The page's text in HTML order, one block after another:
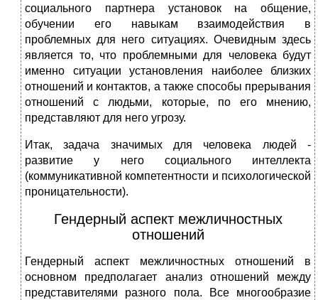
социального партнера установок на общение,
обучении его навыкам взаимодействия в
проблемных для него ситуациях. Очевидным здесь
является то, что проблемными для человека будут
именно ситуации установления наиболее близких
отношений и контактов, а также способы прерывания
отношений с людьми, которые, по его мнению,
представляют для него угрозу.
Итак, задача значимых для человека людей -
развитие у него социального интеллекта
(коммуникативной компетентности и психологической
проницательности).
Гендерный аспект межличностных
отношений
Гендерный аспект межличностных отношений в
основном предполагает анализ отношений между
представителями разного пола. Все многообразие